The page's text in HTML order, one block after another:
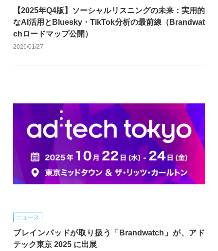
【2025年Q4版】ソーシャルリスニングの未来：実用的
なAI活用とBluesky・TikTok分析の最前線（Brandwat
chロードマップ公開）
2026/01/27
ニュース
ブレインパッドが取り扱う「Brandwatch」が、アド
テック東京 2025 に出展